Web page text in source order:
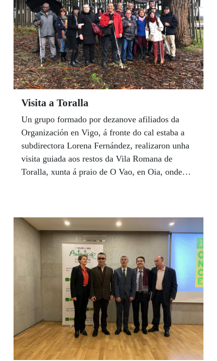
Visita a Toralla
Un grupo formado por dezanove afiliados da
Organización en Vigo, á fronte do cal estaba a
subdirectora Lorena Fernández, realizaron unha
visita guiada aos restos da Vila Romana de
Toralla, xunta á praio de O Vao, en Oia, onde
plantexaron os visitantes.